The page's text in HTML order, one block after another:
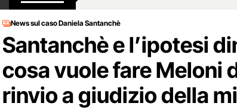
News sul caso Daniela Santanchè
Santanchè e l’ipotesi
cosa vuole fare Meloni
rinvio a giudizio della